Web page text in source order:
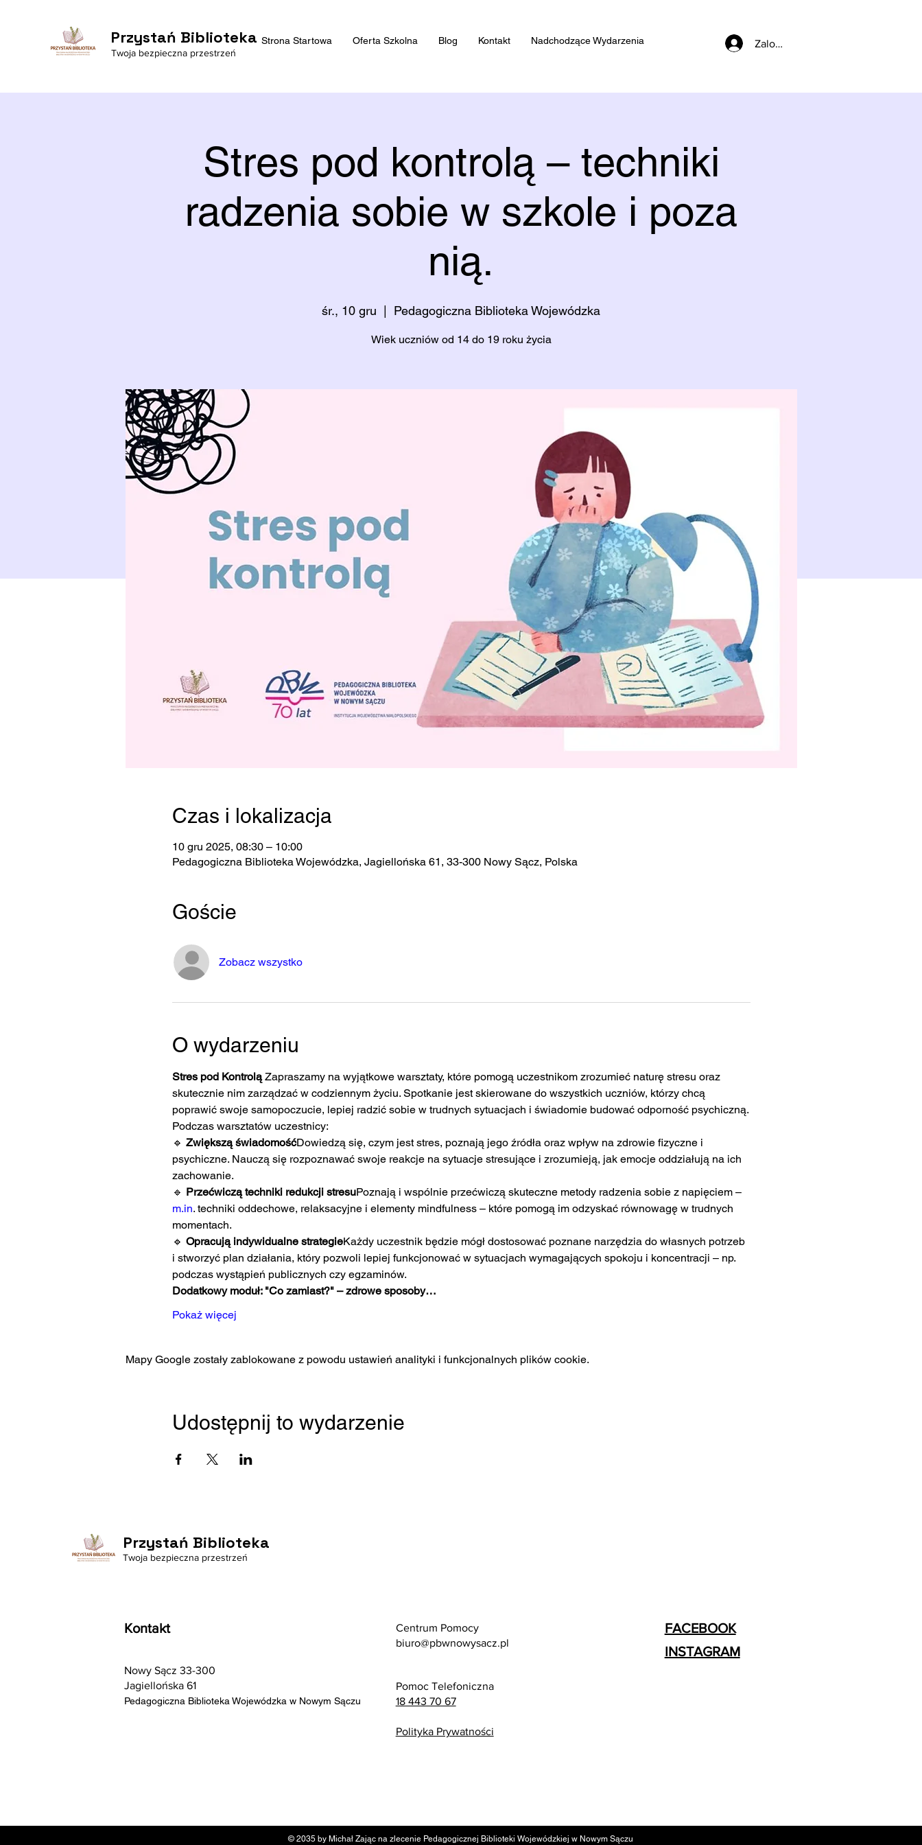
Przystań Biblioteka
Twoja bezpieczna przestrzeń
Strona Startowa Oferta Szkolna Blog Kontakt Nadchodzące Wydarzenia Zaloguj się
Stres pod kontrolą – techniki
radzenia sobie w szkole i poza
nią.
śr., 10 gru Pedagogiczna Biblioteka Wojewódzka
Wiek uczniów od 14 do 19 roku życia
Czas i lokalizacja
10 gru 2025, 08:30 – 10:00
Pedagogiczna Biblioteka Wojewódzka, Jagiellońska 61, 33-300 Nowy Sącz, Polska
Goście
Zobacz wszystko
O wydarzeniu
Stres pod Kontrolą Zapraszamy na wyjątkowe warsztaty, które pomogą uczestnikom zrozumieć naturę stresu oraz
skutecznie nim zarządzać w codziennym życiu. Spotkanie jest skierowane do wszystkich uczniów, którzy chcą
poprawić swoje samopoczucie, lepiej radzić sobie w trudnych sytuacjach i świadomie budować odporność psychiczną.
Podczas warsztatów uczestnicy:
🔹 Zwiększą świadomośćDowiedzą się, czym jest stres, poznają jego źródła oraz wpływ na zdrowie fizyczne i
psychiczne. Nauczą się rozpoznawać swoje reakcje na sytuacje stresujące i zrozumieją, jak emocje oddziałują na ich
zachowanie.
🔹 Przećwiczą techniki redukcji stresuPoznają i wspólnie przećwiczą skuteczne metody radzenia sobie z napięciem –
m.in. techniki oddechowe, relaksacyjne i elementy mindfulness – które pomogą im odzyskać równowagę w trudnych
momentach.
🔹 Opracują indywidualne strategieKażdy uczestnik będzie mógł dostosować poznane narzędzia do własnych potrzeb
i stworzyć plan działania, który pozwoli lepiej funkcjonować w sytuacjach wymagających spokoju i koncentracji – np.
podczas wystąpień publicznych czy egzaminów.
Dodatkowy moduł: "Co zamiast?" – zdrowe sposoby…
Pokaż więcej
Mapy Google zostały zablokowane z powodu ustawień analityki i funkcjonalnych plików cookie.
Udostępnij to wydarzenie
Przystań Biblioteka
Twoja bezpieczna przestrzeń
Kontakt
Nowy Sącz 33-300
Jagiellońska 61
Pedagogiczna Biblioteka Wojewódzka w Nowym Sączu
Centrum Pomocy
biuro@pbwnowysacz.pl
Pomoc Telefoniczna
18 443 70 67
Polityka Prywatności
FACEBOOK
INSTAGRAM
© 2035 by Michał Zając na zlecenie Pedagogicznej Biblioteki Wojewódzkiej w Nowym Sączu